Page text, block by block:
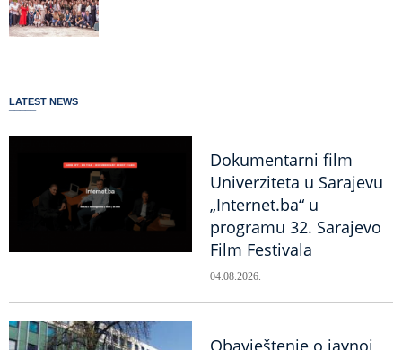
LATEST NEWS
Dokumentarni film
Univerziteta u Sarajevu
„Internet.ba“ u
programu 32. Sarajevo
Film Festivala
04.08.2026.
Obavještenje o javnoj